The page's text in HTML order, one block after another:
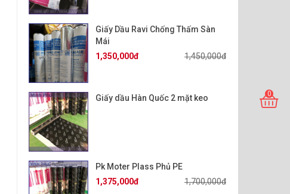
Giấy Dầu Ravi Chống Thấm Sàn
Mái
1,350,000đ
1,450,000đ
Giấy dầu Hàn Quốc 2 mặt keo
Pk Moter Plass Phủ PE
1,375,000đ
1,700,000đ
0